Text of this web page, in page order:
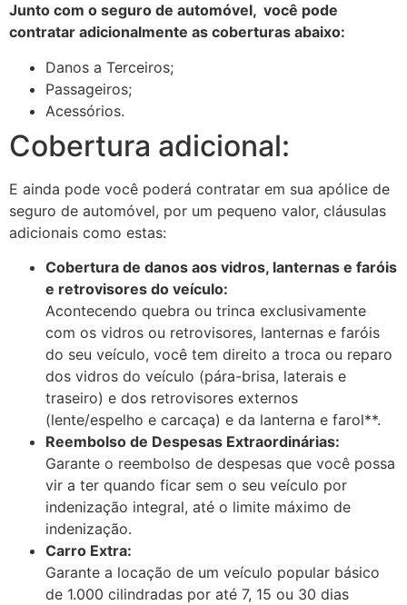
Junto com o seguro de automóvel, você pode
contratar adicionalmente as coberturas abaixo:
Danos a Terceiros;
Passageiros;
Acessórios.
Cobertura adicional:
E ainda pode você poderá contratar em sua apólice de
seguro de automóvel, por um pequeno valor, cláusulas
adicionais como estas:
Cobertura de danos aos vidros, lanternas e faróis
e retrovisores do veículo:
Acontecendo quebra ou trinca exclusivamente
com os vidros ou retrovisores, lanternas e faróis
do seu veículo, você tem direito a troca ou reparo
dos vidros do veículo (pára-brisa, laterais e
traseiro) e dos retrovisores externos
(lente/espelho e carcaça) e da lanterna e farol**.
Reembolso de Despesas Extraordinárias:
Garante o reembolso de despesas que você possa
vir a ter quando ficar sem o seu veículo por
indenização integral, até o limite máximo de
indenização.
Carro Extra:
Garante a locação de um veículo popular básico
de 1.000 cilindradas por até 7, 15 ou 30 dias